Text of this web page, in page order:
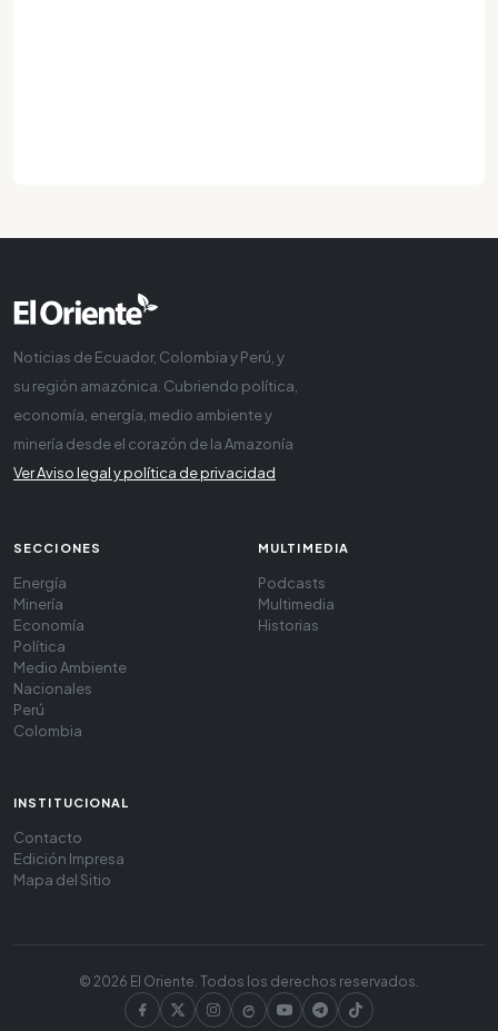
Noticias de Ecuador, Colombia y Perú, y
su región amazónica. Cubriendo política,
economía, energía, medio ambiente y
minería desde el corazón de la Amazonía
Ver Aviso legal y política de privacidad
SECCIONES
Energía
Minería
Economía
Política
Medio Ambiente
Nacionales
Perú
Colombia
MULTIMEDIA
Podcasts
Multimedia
Historias
INSTITUCIONAL
Contacto
Edición Impresa
Mapa del Sitio
© 2026 El Oriente. Todos los derechos reservados.